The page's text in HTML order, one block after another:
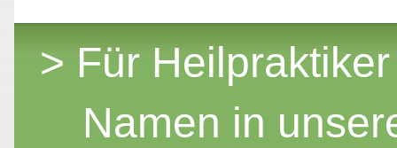
> Für
Namen in